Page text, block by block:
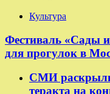
Культура
Фестиваль «Сады
для прогулок в
СМИ раскрыли
теракта на